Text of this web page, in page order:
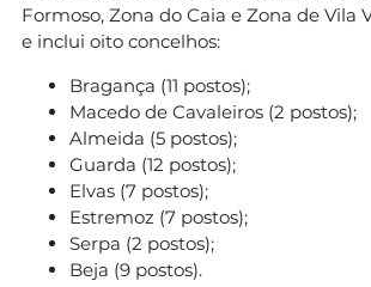
Formoso, Zona do Caia e Zona de Vila
e inclui oito concelhos:
Bragança (11 postos);
Macedo de Cavaleiros (2 postos);
Almeida (5 postos);
Guarda (12 postos);
Elvas (7 postos);
Estremoz (7 postos);
Serpa (2 postos);
Beja (9 postos).